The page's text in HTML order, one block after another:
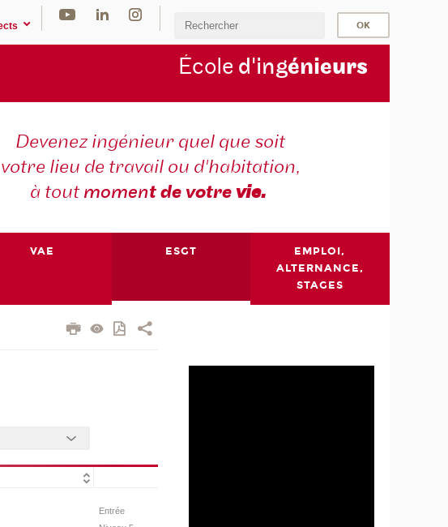
École d'ingénieurs
Devenez ingénieur quel que soit
votre lieu de travail ou d'habitation,
à toutmoment de votrevie.
VAE ESGT
EMPLOI,
ALTERNANCE,
STAGES
Entrée